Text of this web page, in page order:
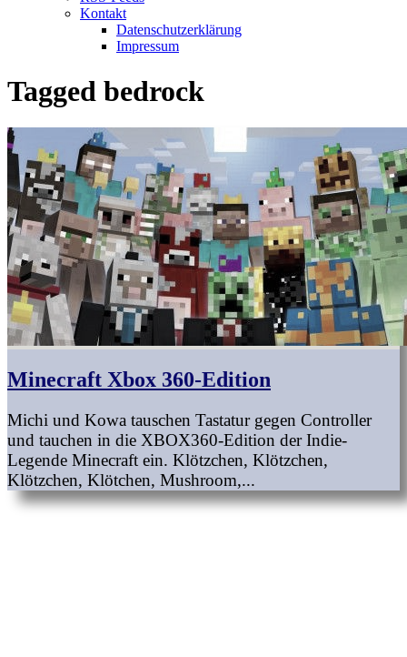
Kontakt
Datenschutzerklärung
Impressum
Tagged bedrock
Minecraft Xbox 360-Edition
Michi und Kowa tauschen Tastatur gegen Controller
und tauchen in die XBOX360-Edition der Indie-
Legende Minecraft ein. Klötzchen, Klötzchen,
Klötzchen, Klötchen, Mushroom,...